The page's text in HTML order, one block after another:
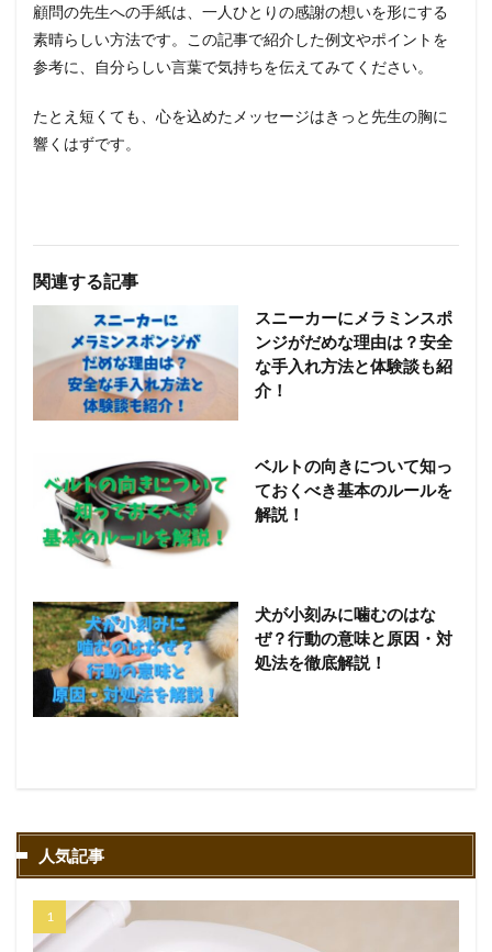
顧問の先生への手紙は、一人ひとりの感謝の想いを形にする
素晴らしい方法です。この記事で紹介した例文やポイントを
参考に、自分らしい言葉で気持ちを伝えてみてください。
たとえ短くても、心を込めたメッセージはきっと先生の胸に
響くはずです。
関連する記事
スニーカーにメラミンスポ
ンジがだめな理由は？安全
な手入れ方法と体験談も紹
介！
ベルトの向きについて知っ
ておくべき基本のルールを
解説！
犬が小刻みに噛むのはな
ぜ？行動の意味と原因・対
処法を徹底解説！
人気記事